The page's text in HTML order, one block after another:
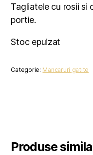
Tagliatele cu rosii si
portie.
Stoc epuizat
Categorie: Mancaruri gatite
Produse